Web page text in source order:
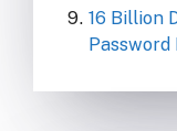
16 Billion
Password